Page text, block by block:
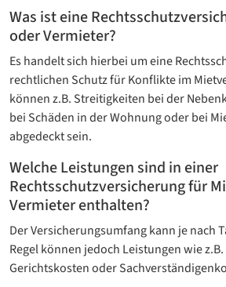
Was ist eine
oder Vermieter?
Es handelt sich hierbei um eine
rechtlichen Schutz für Konflikte im
können z.B. Streitigkeiten bei der
bei Schäden in der Wohnung oder bei
abgedeckt sein.
Welche Leistungen sind in einer
Rechtsschutzversicherung für
Vermieter enthalten?
Der Versicherungsumfang kann je nach
Regel können jedoch Leistungen wie
Gerichtskosten oder